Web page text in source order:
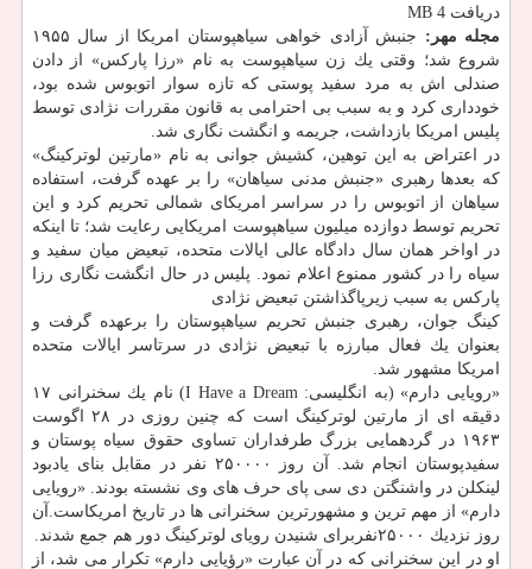
دریافت 4 MB
مجله مهر:
جنبش آزادی خواهی سیاهپوستان امریكا از سال ۱۹۵۵
شروع شد؛ وقتی یك زن سیاهپوست به نام «رزا پاركس» از دادن
صندلی اش به مرد سفید پوستی كه تازه سوار اتوبوس شده بود،
خودداری كرد و به سبب بی احترامی به قانون مقررات نژادی توسط
پلیس امریكا بازداشت، جریمه و انگشت نگاری شد.
در اعتراض به این توهین، كشیش جوانی به نام «مارتین لوتركینگ»
كه بعدها رهبری «جنبش مدنی سیاهان» را بر عهده گرفت، استفاده
سیاهان از اتوبوس را در سراسر امریكای شمالی تحریم كرد و این
تحریم توسط دوازده میلیون سیاه‏پوست امریكایی رعایت شد؛ تا اینكه
در اواخر همان سال دادگاه عالی ایالات متحده، تبعیض میان سفید و
سیاه را در كشور ممنوع اعلام نمود. پلیس در حال انگشت نگاری رزا
پاركس به سبب زیرپاگذاشتن تبعیض نژادی
كینگ جوان، رهبری جنبش تحریم سیاهپوستان را برعهده گرفت و
بعنوان یك فعال مبارزه با تبعیض نژادی در سرتاسر ایالات متحده
امریكا مشهور شد.
«رویایی دارم» (به انگلیسی: I Have a Dream)‏ نام یك سخنرانی ۱۷
دقیقه ای از مارتین لوتركینگ است كه چنین روزی در ۲۸ اگوست
۱۹۶۳ در گردهمایی بزرگ طرفداران تساوی حقوق سیاه پوستان و
سفیدپوستان انجام شد. آن روز ۲۵۰۰۰۰ نفر در مقابل بنای یادبود
لینكلن در واشنگتن دی سی پای حرف های وی نشسته بودند. «رویایی
دارم» از مهم ترین و مشهورترین سخنرانی ها در تاریخ امریكاست.آن
روز نزدیك ۲۵۰۰۰نفربرای شنیدن رویای لوتركینگ دور هم جمع شدند.
او در این سخنرانی كه در آن عبارت «رؤیایی دارم» تكرار می شد، از